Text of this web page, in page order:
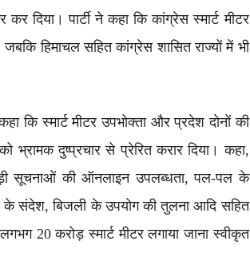
दिया। पार्टी ने कहा कि कांग्रेस स्मार्ट मीटर
जबकि हिमाचल सहित कांग्रेस शासित राज्यों में भी
कि स्मार्ट मीटर उपभोक्ता और प्रदेश दोनों की
भ्रामक दुष्प्रचार से प्रेरित करार दिया। कहा,
सूचनाओं की ऑनलाइन उपलब्धता, पल-पल के
संदेश, बिजली के उपयोग की तुलना आदि सहित
20 करोड़ स्मार्ट मीटर लगाया जाना स्वीकृत